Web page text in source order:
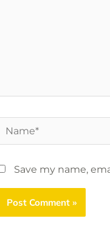
Name*
Save my name,